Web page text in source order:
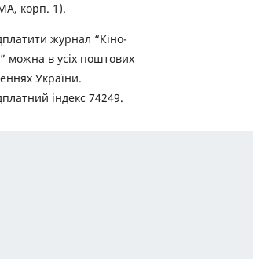
корп. 1).
журнал “Кіно-
можна в усіх поштових
України.
індекс 74249.